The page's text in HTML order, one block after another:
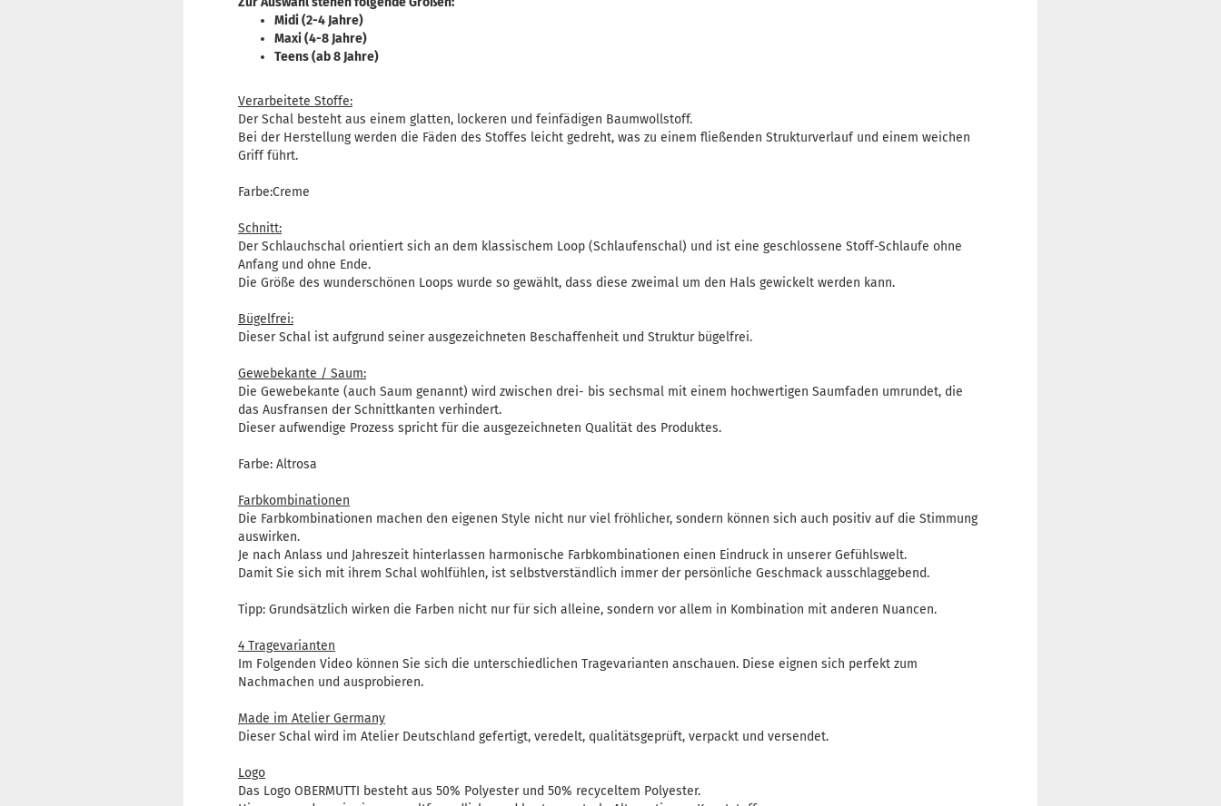
Midi (2-4 Jahre)
Maxi (4-8 Jahre)
Teens (ab 8 Jahre)
Verarbeitete Stoffe:
Der Schal besteht aus einem glatten, lockeren und feinfädigen Baumwollstoff.
Bei der Herstellung werden die Fäden des Stoffes leicht gedreht, was zu einem fließenden Strukturverlauf und einem weichen
Griff führt.
Farbe:Creme
Schnitt:
Der Schlauchschal orientiert sich an dem klassischem Loop (Schlaufenschal) und ist eine geschlossene Stoff-Schlaufe ohne
Anfang und ohne Ende.
Die Größe des wunderschönen Loops wurde so gewählt, dass diese zweimal um den Hals gewickelt werden kann.
Bügelfrei:
Dieser Schal ist aufgrund seiner ausgezeichneten Beschaffenheit und Struktur bügelfrei.
Gewebekante / Saum:
Die Gewebekante (auch Saum genannt) wird zwischen drei- bis sechsmal mit einem hochwertigen Saumfaden umrundet, die
das Ausfransen der Schnittkanten verhindert.
Dieser aufwendige Prozess spricht für die ausgezeichneten Qualität des Produktes.
Farbe: Altrosa
Farbkombinationen
Die Farbkombinationen machen den eigenen Style nicht nur viel fröhlicher, sondern können sich auch positiv auf die Stimmung
auswirken.
Je nach Anlass und Jahreszeit hinterlassen harmonische Farbkombinationen einen Eindruck in unserer Gefühlswelt.
Damit Sie sich mit ihrem Schal wohlfühlen, ist selbstverständlich immer der persönliche Geschmack ausschlaggebend.
Tipp: Grundsätzlich wirken die Farben nicht nur für sich alleine, sondern vor allem in Kombination mit anderen Nuancen.
4 Tragevarianten
Im Folgenden Video können Sie sich die unterschiedlichen Tragevarianten anschauen. Diese eignen sich perfekt zum
Nachmachen und ausprobieren.
Made im Atelier Germany
Dieser Schal wird im Atelier Deutschland gefertigt, veredelt, qualitätsgeprüft, verpackt und versendet.
Logo
Das Logo OBERMUTTI besteht aus 50% Polyester und 50% recyceltem Polyester.